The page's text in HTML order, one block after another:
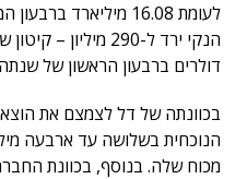
לעומת 16.08 מיליארד
דולרים ברבעון הראשון של שנתה
בכוונתה של דל לצמצם את
מכוח שלה. בנוסף, בכוונת